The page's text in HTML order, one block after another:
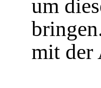
um
mit der